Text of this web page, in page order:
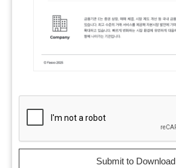
Submit to Download